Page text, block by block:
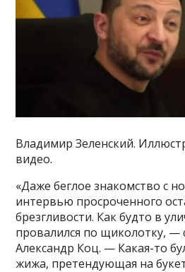
Владимир Зеленский.
видео.
«Даже беглое знакомство с
интервью просроченного
брезгливости. Как будто в
провалился по щиколотку, —
Александр Коц. — Какая-то
жижа, претендующая на